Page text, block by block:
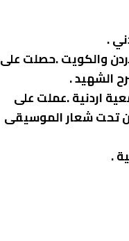
الاردن والكويت .حصلت على
الشهيد .
اردنية .عملت على
تحت شعار الموسيقى
.